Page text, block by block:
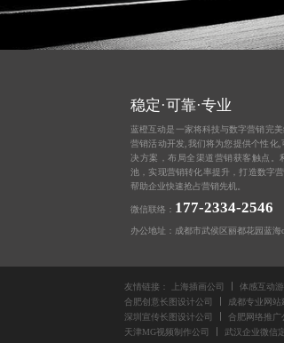
稳定·可靠·专业
蓝橙互动是一家将科技与数字营销完
营销活动开发,我们将为您提供个性化
决方案，布局全渠道营销获客触点
池，实现营销转化率提升，打造数字
帮助企业快速抢占营销先机。
微信联络： 177-2334-2546
办公地址：成都市武侯区丽都花园蓝海
友情链接： 上海插画公司 体感互动
合肥创意长图设计公司
成都专业网站
深圳宣传长图设计公司
合肥网络推广
天津MG视频制作公司
武汉企业微信